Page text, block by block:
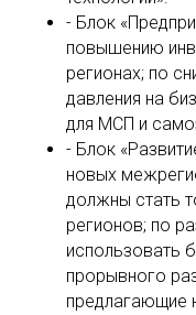
- Блок
повышению
регионах; по
давления на
для МСП и
- Блок
новых
должны стать
регионов; по
использовать
прорывного
предлагающие